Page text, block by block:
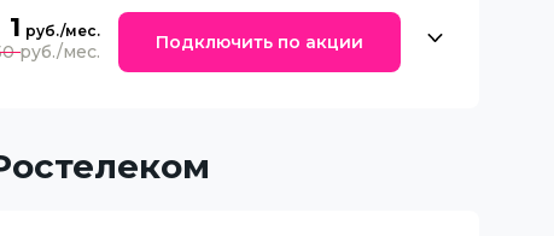
1 Подключить по акции